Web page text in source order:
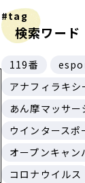
#tag
検索ワード
119番
アナフィラキシ
あん摩マッサー
ウインタースポ
オープンキャン
コロナウイルス